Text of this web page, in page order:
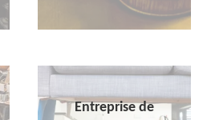
Entreprise de